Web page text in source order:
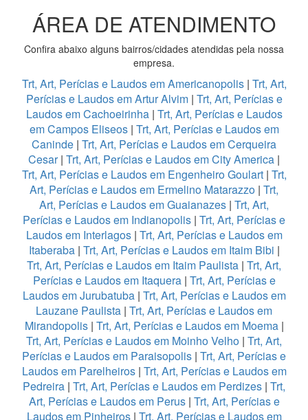
ÁREA DE ATENDIMENTO
Confira abaixo alguns bairros/cidades atendidas pela nossa
empresa.
Trt, Art, Perícias e Laudos em Americanopolis | Trt, Art,
Perícias e Laudos em Artur Alvim | Trt, Art, Perícias e
Laudos em Cachoeirinha| Trt, Art, Perícias e Laudos
em Campos Eliseos | Trt, Art, Perícias e Laudos em
Caninde | Trt, Art, Perícias e Laudos em Cerqueira
Cesar| Trt, Art, Perícias e Laudos em City America |
Trt, Art, Perícias e Laudos em Engenheiro Goulart | Trt,
Art, Perícias e Laudos em Ermelino Matarazzo | Trt,
Art, Perícias e Laudos em Guaianazes | Trt, Art,
Perícias e Laudos em Indianopolis | Trt, Art, Perícias e
Laudos em Interlagos| Trt, Art, Perícias e Laudos em
Itaberaba| Trt, Art, Perícias e Laudos em Itaim Bibi |
Trt, Art, Perícias e Laudos em Itaim Paulista | Trt, Art,
Perícias e Laudos em Itaquera| Trt, Art, Perícias e
Laudos em Jurubatuba| Trt, Art, Perícias e Laudos em
Lauzane Paulista | Trt, Art, Perícias e Laudos em
Mirandopolis| Trt, Art, Perícias e Laudos em Moema|
Trt, Art, Perícias e Laudos em Moinho Velho | Trt, Art,
Perícias e Laudos em Paraisopolis | Trt, Art, Perícias e
Laudos em Parelheiros| Trt, Art, Perícias e Laudos em
Pedreira | Trt, Art, Perícias e Laudos em Perdizes | Trt,
Art, Perícias e Laudos em Perus| Trt, Art, Perícias e
Laudos em Pinheiros| Trt, Art, Perícias e Laudos em